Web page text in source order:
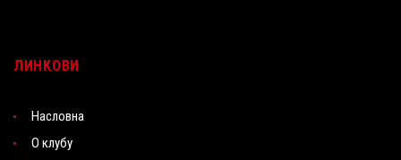
ЛИНКОВИ
Насловна
О клубу